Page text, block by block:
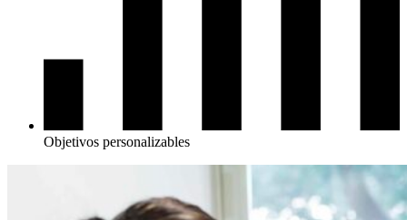
Objetivos personalizables